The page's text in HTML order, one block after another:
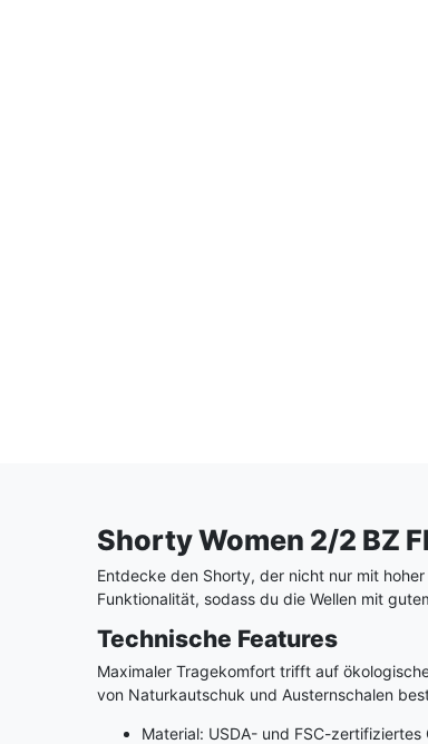
Shorty Women 2/2 BZ
Entdecke den Shorty, der nicht nur mit
Funktionalität, sodass du die Wellen mit
Technische Features
Maximaler Tragekomfort trifft auf
von Naturkautschuk und Austernschalen
Material: USDA- und FSC-